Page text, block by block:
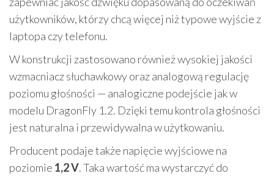
użytkowników, którzy chcą więcej niż typowe wyjście z
laptopa czy telefonu.
W konstrukcji zastosowano również wysokiej jakości
wzmacniacz słuchawkowy oraz analogową regulację
poziomu głośności — analogiczne podejście jak w
modelu DragonFly 1.2. Dzięki temu kontrola głośności
jest naturalna i przewidywalna w użytkowaniu.
Producent podaje także napięcie wyjściowe na
poziomie 1,2 V. Taka wartość ma wystarczyć do